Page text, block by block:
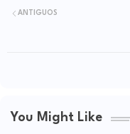
ANTIGUOS
You Might Like